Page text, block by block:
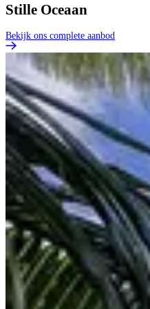
Stille Oceaan
Bekijk ons complete aanbod